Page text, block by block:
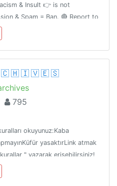
& Insult 👉 is not
& Spam = Ban. 🔴 Report to
Enjoy 🌹🌹🌹🌹🌹
🇭 🇮 🇻 🇪 🇸
795
okuyunuz:Kaba
yasaktırLink atmak
kurallar " yazarak erişebilirsiniz!